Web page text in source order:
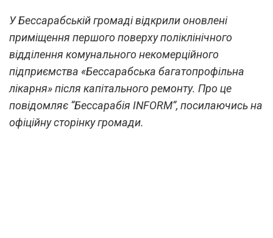
У Бессарабській громаді відкрили оновлені
приміщення першого поверху поліклінічного
відділення комунального некомерційного
підприємства «Бессарабська багатопрофільна
лікарня» після капітального ремонту. Про це
повідомляє “Бессарабія INFORM”, посилаючись на
офіційну сторінку громади.